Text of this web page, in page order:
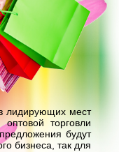
лидирующих мест
торговли
будут
бизнеса, так для